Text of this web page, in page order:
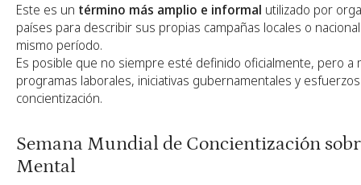
Este es un término más amplio e informal utilizado por
países para describir sus propias campañas locales o
mismo período.
Es posible que no siempre esté definido oficialmente, pero a
programas laborales, iniciativas gubernamentales y
concientización.
Semana Mundial de Concientización
Mental